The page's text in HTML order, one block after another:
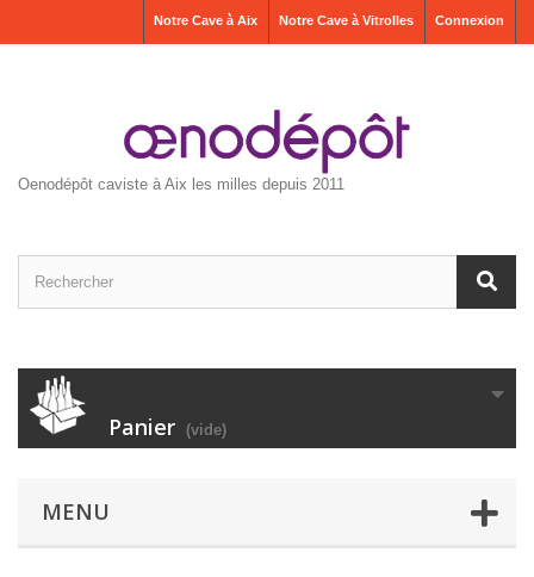
Connexion
Notre Cave à Vitrolles
Notre Cave à Aix
Oenodépôt caviste à Aix les milles depuis 2011
Panier (vide)
MENU